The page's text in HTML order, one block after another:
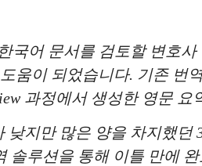
국어 문서를 검토할 변호사
움이 되었습니다. 기존 번
과정에서 생성한 영문
낮지만 많은 양을 차지했던
솔루션을 통해 이틀 만에